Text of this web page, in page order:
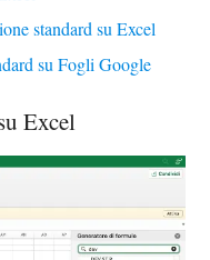
standard su Excel
su Fogli Google
Excel